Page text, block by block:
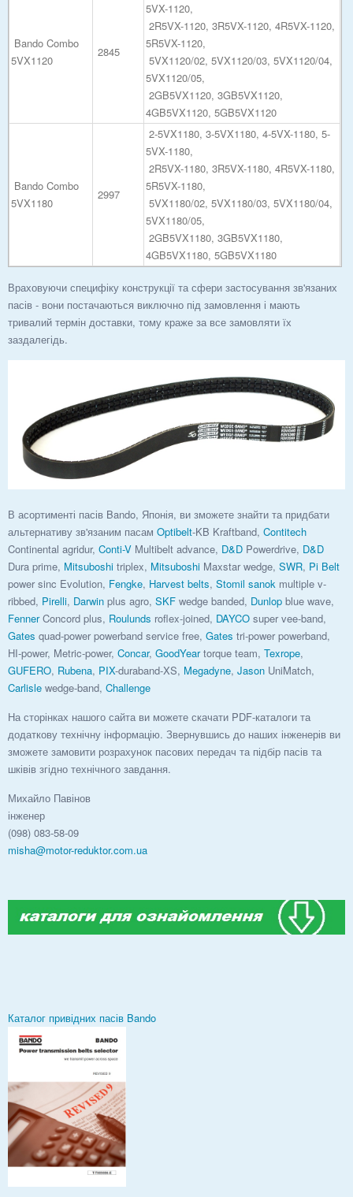
Bando Combo
5VX1120
2845
5VX-1120,
2R5VX-1120, 3R5VX-1120, 4R5VX-1120,
5R5VX-1120,
5VX1120/02, 5VX1120/03, 5VX1120/04,
5VX1120/05,
2GB5VX1120, 3GB5VX1120,
4GB5VX1120, 5GB5VX1120
Bando Combo
5VX1180
2997
2-5VX1180, 3-5VX1180, 4-5VX-1180, 5-
5VX-1180,
2R5VX-1180, 3R5VX-1180, 4R5VX-1180,
5R5VX-1180,
5VX1180/02, 5VX1180/03, 5VX1180/04,
5VX1180/05,
2GB5VX1180, 3GB5VX1180,
4GB5VX1180, 5GB5VX1180
Враховуючи специфіку конструкції та сфери застосування зв'язаних
пасів - вони постачаються виключно під замовлення і мають
тривалий термін доставки, тому краже за все замовляти їх
заздалегідь.
В асортименті пасів Bando, Японія, ви зможете знайти та придбати
альтернативу зв'язаним пасам Optibelt-KB Kraftband, Contitech
Continental agridur, Conti-V Multibelt advance, D&D Powerdrive, D&D
Dura prime, Mitsuboshi triplex, Mitsuboshi Maxstar wedge, SWR, Pi Belt
power sinc Evolution, Fengke, Harvest belts, Stomil sanok multiple v-
ribbed, Pirelli, Darwin plus agro, SKF wedge banded, Dunlop blue wave,
FennerConcord plus, Roulunds roflex-joined, DAYCO super vee-band,
Gates quad-power powerband service free, Gates tri-power powerband,
HI-power, Metric-power, Concar, GoodYeartorque team, Texrope,
GUFERO, Rubena, PIX-duraband-XS, Megadyne, Jason UniMatch,
Carlisle wedge-band, Challenge
На сторінках нашого сайта ви можете скачати PDF-каталоги та
додаткову технічну інформацію. Звернувшись до наших інженерів ви
зможете замовити розрахунок пасових передач та підбір пасів та
шківів згідно технічного завдання.
Михайло Павінов
інженер
(098) 083-58-09
misha@motor-reduktor.com.ua
Каталог привідних пасів Bando